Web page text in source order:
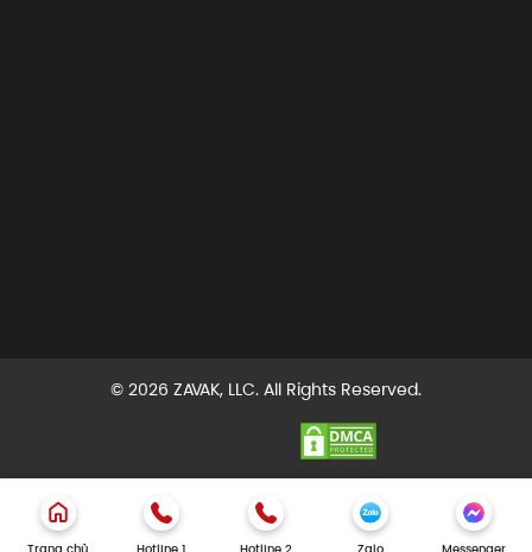
© 2026 ZAVAK, LLC. All Rights Reserved.